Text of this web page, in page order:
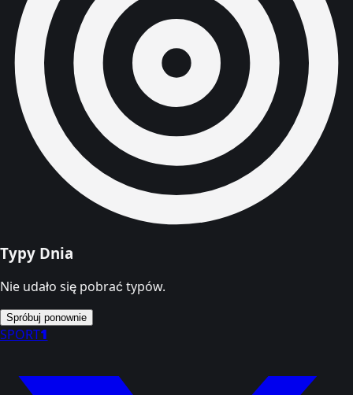
Typy Dnia
Nie udało się pobrać typów.
Spróbuj ponownie
SPORT1